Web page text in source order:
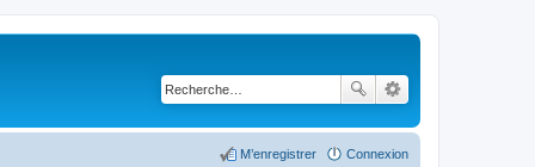
Connexion
M’enregistrer